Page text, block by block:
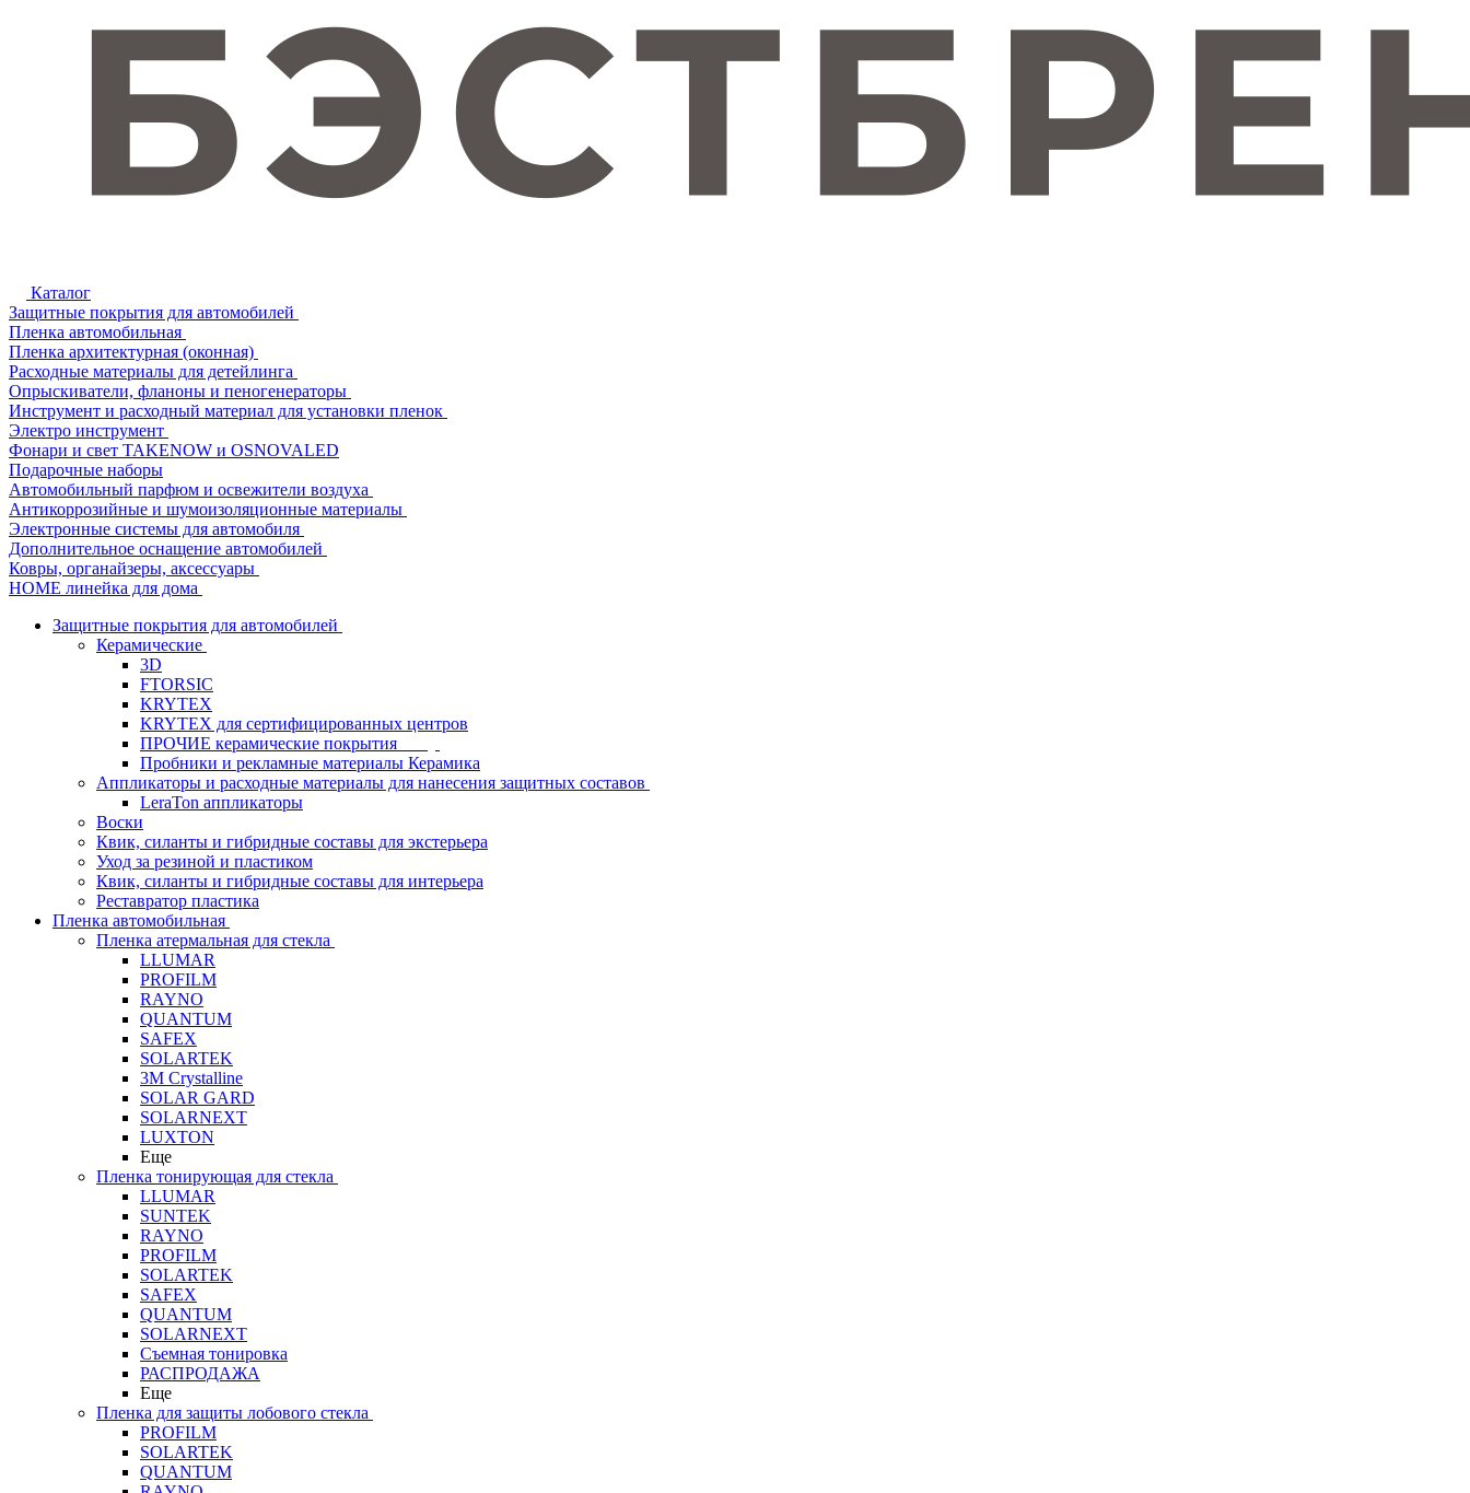
Каталог
Защитные покрытия для автомобилей
Пленка автомобильная
Пленка архитектурная (оконная)
Расходные материалы для детейлинга
Опрыскиватели, фланоны и пеногенераторы
Инструмент и расходный материал для установки пленок
Электро инструмент
Фонари и свет TAKENOW и OSNOVALED
Подарочные наборы
Автомобильный парфюм и освежители воздуха
Антикоррозийные и шумоизоляционные материалы
Электронные системы для автомобиля
Дополнительное оснащение автомобилей
Ковры, органайзеры, аксессуары
HOME линейка для дома
Защитные покрытия для автомобилей
Керамические
3D
FTORSIC
KRYTEX
KRYTEX для сертифицированных центров
ПРОЧИЕ керамические покрытия
Пробники и рекламные материалы Керамика
Аппликаторы и расходные материалы для нанесения защитных составов
LeraTon аппликаторы
Воски
Квик, силанты и гибридные составы для экстерьера
Уход за резиной и пластиком
Квик, силанты и гибридные составы для интерьера
Реставратор пластика
Пленка автомобильная
Пленка атермальная для стекла
LLUMAR
PROFILM
RAYNO
QUANTUM
SAFEX
SOLARTEK
3M Crystalline
SOLAR GARD
SOLARNEXT
LUXTON
Еще
Пленка тонирующая для стекла
LLUMAR
SUNTEK
RAYNO
PROFILM
SOLARTEK
SAFEX
QUANTUM
SOLARNEXT
Съемная тонировка
РАСПРОДАЖА
Еще
Пленка для защиты лобового стекла
PROFILM
SOLARTEK
QUANTUM